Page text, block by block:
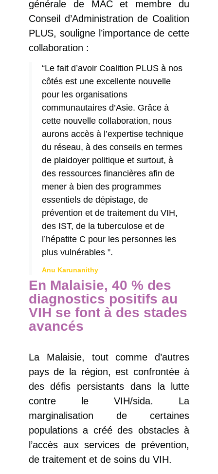
générale de MAC et membre du
Conseil d’Administration de Coalition
PLUS, souligne l’importance de cette
collaboration :
“Le fait d’avoir Coalition PLUS à nos
côtés est une excellente nouvelle
pour les organisations
communautaires d’Asie. Grâce à
cette nouvelle collaboration, nous
aurons accès à l’expertise technique
du réseau, à des conseils en termes
de plaidoyer politique et surtout, à
des ressources financières afin de
mener à bien des programmes
essentiels de dépistage, de
prévention et de traitement du VIH,
des IST, de la tuberculose et de
l’hépatite C pour les personnes les
plus vulnérables ”.
Anu Karunanithy
En Malaisie, 40 % des
diagnostics positifs au
VIH se font à des stades
avancés
La Malaisie, tout comme d’autres
pays de la région, est confrontée à
des défis persistants dans la lutte
contre le VIH/sida. La
marginalisation de certaines
populations a créé des obstacles à
l’accès aux services de prévention,
de traitement et de soins du VIH.